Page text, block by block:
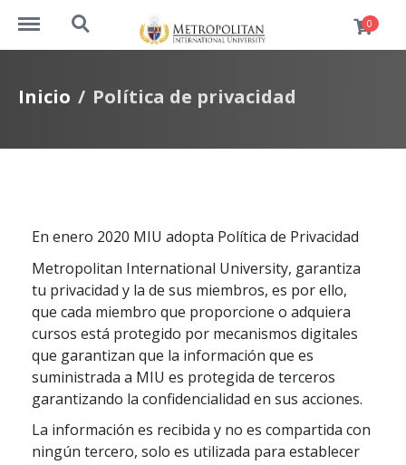
http://cursos.metrouni.us/menu
http://cursos.metrouni.us/search 0
Inicio Política de privacidad
En enero 2020 MIU adopta Política de Privacidad
Metropolitan International University, garantiza
tu privacidad y la de sus miembros, es por ello,
que cada miembro que proporcione o adquiera
cursos está protegido por mecanismos digitales
que garantizan que la información que es
suministrada a MIU es protegida de terceros
garantizando la confidencialidad en sus acciones.
La información es recibida y no es compartida con
ningún tercero, solo es utilizada para establecer